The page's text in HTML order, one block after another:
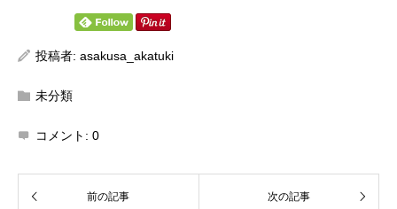
投稿者: asakusa_akatuki
未分類
コメント: 0